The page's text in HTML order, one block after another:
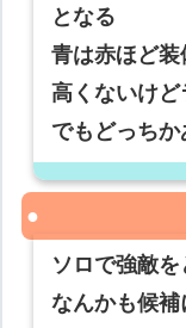
となる
青は赤ほど
高くないけ
でもどっち
ソロで強敵
なんかも候